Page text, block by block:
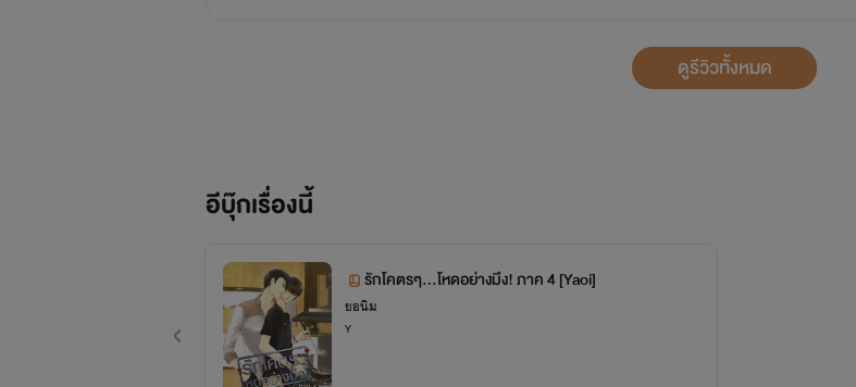
ดูรีวิวทั้งหมด
อีบุ๊กเรื่องนี้
รักโคตรๆ...โหดอย่างมึง! ภาค 4 [Yaoi]
ยอนิม
Y